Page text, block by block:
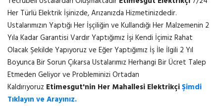
Her Türlü Elektrik İşinizde, Arızanızda Hizmetinizdedir.
Ustalarımızın Yaptığı Her İşçiliğin ve Kullandığı Her Malzemenin 2
Yıla Kadar Garantisi Vardır Yaptığımız İşi Kendi İçimiz Rahat
Olacak Şekilde Yapıyoruz ve Eğer Yaptığımız İş İle İlgili 2 Yıl
Boyunca Bir Sorun Çıkarsa Ustalarımız Herhangi Bir Ücret Talep
Etmeden Geliyor ve Probleminizi Ortadan
Kaldırıyoruz Etimesgut'nin Her Mahallesi ElektrikçiŞimdi
Tıklayın ve Arayınız.